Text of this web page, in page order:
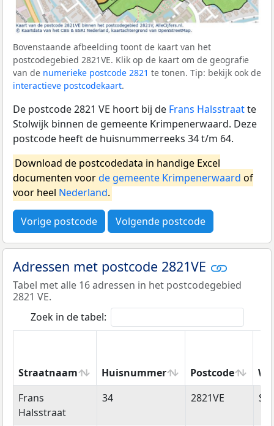
Bovenstaande afbeelding toont de kaart van het
postcodegebied 2821VE. Klik op de kaart om de geografie
van de numerieke postcode 2821 te tonen. Tip: bekijk ook de
interactieve postcodekaart.
De postcode 2821 VE hoort bij de Frans Halsstraatte
Stolwijk binnen de gemeente Krimpenerwaard. Deze
postcode heeft de huisnummerreeks 34 t/m 64.
Download de postcodedata in handige Excel
documenten voorde gemeente Krimpenerwaard of
voor heel Nederland.
Vorige postcode Volgende postcode
Adressen met postcode 2821VE
Tabel met alle 16 adressen in het postcodegebied
2821 VE.
Zoek in de tabel:
Straatnaam Huisnummer Postcode
Straatnaam
Huisnummer Postcode
Frans
Halsstraat
34 2821VE